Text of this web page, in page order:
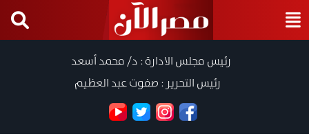
رئيس مجلس الادارة : د/ محمد أسعد
رئيس التحرير : صفوت عبد العظيم